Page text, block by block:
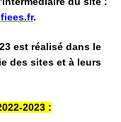
.
est réalisé dans le
des sites et à leurs
2023 :